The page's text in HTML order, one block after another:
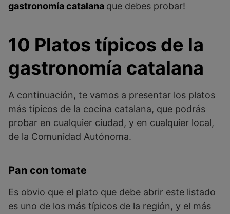
gastronomía catalana que debes probar!
10 Platos típicos de la
gastronomía catalana
A continuación, te vamos a presentar los platos
más típicos de la cocina catalana, que podrás
probar en cualquier ciudad, y en cualquier local,
de la Comunidad Autónoma.
Pan con tomate
Es obvio que el plato que debe abrir este listado
es uno de los más típicos de la región, y el más